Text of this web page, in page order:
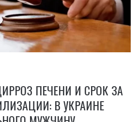
ПЕЧЕНИ И СРОК ЗА
В УКРАИНЕ